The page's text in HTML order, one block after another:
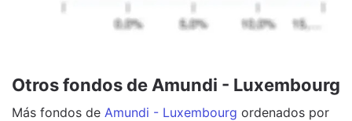
Otros fondos de Amundi - Luxembourg
Más fondos de Amundi - Luxembourg ordenados por